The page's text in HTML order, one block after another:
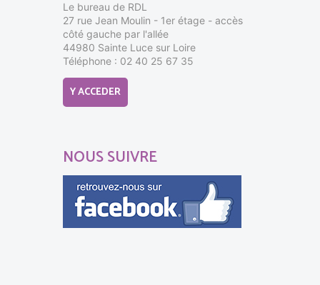
Le bureau de RDL
27 rue Jean Moulin - 1er étage - accès
côté gauche par l'allée
44980 Sainte Luce sur Loire
Téléphone : 02 40 25 67 35
Y ACCEDER
NOUS SUIVRE